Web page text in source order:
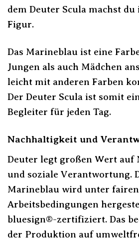
dem Deuter Scula machst
Figur.
Das Marineblau ist eine
Jungen als auch Mädchen
leicht mit anderen Farben
Der Deuter Scula ist somit
Begleiter für jeden Tag.
Nachhaltigkeit und
Deuter legt großen Wert auf
und soziale Verantwortung.
Marineblau wird unter fairen
Arbeitsbedingungen
bluesign®-zertifiziert. Das
der Produktion auf